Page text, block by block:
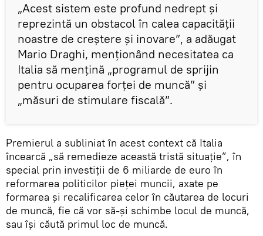
„Acest sistem este profund nedrept și
reprezintă un obstacol în calea capacității
noastre de creștere și inovare”, a adăugat
Mario Draghi, menționând necesitatea ca
Italia să menţină „programul de sprijin
pentru ocuparea forței de muncă” și
„măsuri de stimulare fiscală”.
Premierul a subliniat în acest context că Italia
încearcă „să remedieze această tristă situație”, în
special prin investiții de 6 miliarde de euro în
reformarea politicilor pieței muncii, axate pe
formarea și recalificarea celor în căutarea de locuri
de muncă, fie că vor să-şi schimbe locul de muncă,
sau îşi căută primul loc de muncă.